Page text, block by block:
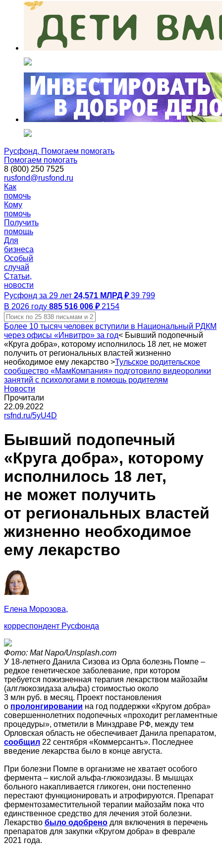
Русфонд. Помогаем помогать
Помогаем помогать
8 (800) 250 7525
rusfond@rusfond.ru
Как
помочь
Кому
помочь
Получить
помощь
Для
бизнеса
Особый
случай
Статьи,
новости
Русфонд за 29 лет 24,571 МЛРД ₽ 39 799
В 2026 году 885 516 006 ₽ 2154
Более 10 тысяч человек вступили в Национальный РДКМ
через офисы «Инвитро» за год< Бывший подопечный
«Круга добра», которому исполнилось 18 лет, не может
получить от региональных властей жизненно
необходимое ему лекарство >Тульское родительское
сообщество «МамКомпания» подготовило видеоролики
занятий с психологами в помощь родителям
Новости
Прочитали
22.09.2022
rsfnd.ru/5yU4D
Бывший подопечный
«Круга добра», которому
исполнилось 18 лет,
не может получить
от региональных властей
жизненно необходимое
ему лекарство
Елена Морозова,
корреспондент Русфонда
Фото: Mat Napo/Unsplash.com
У 18-летнего Данила Сизова из Орла болезнь Помпе –
редкое генетическое заболевание, при котором
требуется пожизненная терапия лекарством майозайм
(алглюкозидаза альфа) стоимостью около
3 млн руб. в месяц. Проект постановления
о пролонгировании на год поддержки «Кругом добра»
совершеннолетних подопечных «проходит регламентные
процедуры», отметили в Минздраве РФ, между тем
Орловская область не обеспечивает Данила препаратом,
сообщил 22 сентября «Коммерсантъ». Последнее
введение лекарства было в конце августа.
При болезни Помпе в организме не хватает особого
фермента – кислой альфа-глюкозидазы. В мышцах
больного накапливается гликоген, они постепенно
перестают функционировать и атрофируются. Препарат
ферментозаместительной терапии майозайм пока что
единственное средство для лечения этой болезни.
Лекарство было одобрено для включения в перечень
препаратов для закупки «Кругом добра» в феврале
2021 года.